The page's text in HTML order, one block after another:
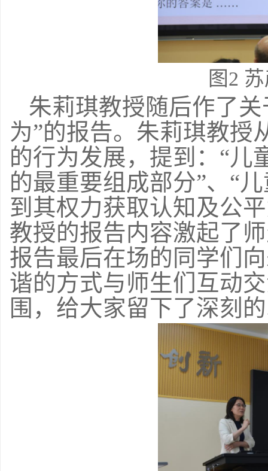
图2
朱莉琪教授随后作了
为”的报告。朱莉琪教授
的行为发展，提到：“儿
的最重要组成部分”、“
到其权力获取认知及公
教授的报告内容激起了
报告最后在场的同学们
谐的方式与师生们互动
围，给大家留下了深刻